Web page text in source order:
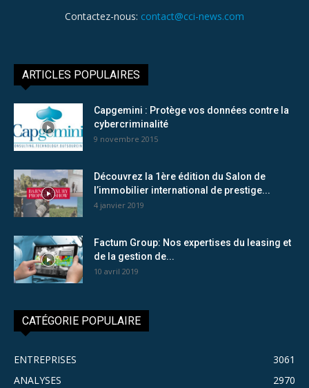
Contactez-nous: contact@cci-news.com
ARTICLES POPULAIRES
Capgemini : Protège vos données contre la
cybercriminalité
9 novembre 2015
Découvrez la 1ère édition du Salon de
l’immobilier international de prestige...
4 janvier 2019
Factum Group: Nos expertises du leasing et
de la gestion de...
10 avril 2019
CATÉGORIE POPULAIRE
ENTREPRISES
3061
ANALYSES
2970